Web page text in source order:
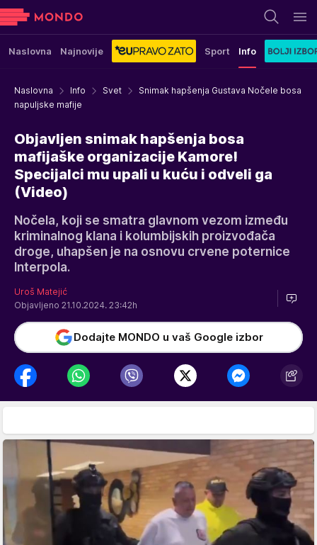
Naslovna Najnovije Sport Info
Naslovna Info Svet
Snimak hapšenja Gustava Nočele bosa
napuljske mafije
Objavljen snimak hapšenja bosa
mafijaške organizacije Kamore!
Specijalci mu upali u kuću i odveli ga
(Video)
Nočela, koji se smatra glavnom vezom između
kriminalnog klana i kolumbijskih proizvođača
droge, uhapšen je na osnovu crvene poternice
Interpola.
Uroš Matejić
Objavljeno 21.10.2024. 23:42h
Dodajte MONDO u vaš Google izbor